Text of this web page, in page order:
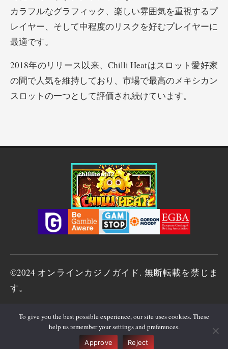
カラフルなグラフィック、楽しい雰囲気を重視するプ
レイヤー、そして中程度のリスクを好むプレイヤーに
最適です。
2018年のリリース以来、Chilli Heatはスロット愛好家
の間で人気を維持しており、市場で最高のメキシカン
スロットの一つとして評価され続けています。
©2024 オンラインカジノガイド. 無断転載を禁じま
す。
さい。問題を感じた場合は、専門機関にご相談ください。
To give you the best possible experience, our site uses cookies. These
help us remember your settings and preferences.
Approve Reject